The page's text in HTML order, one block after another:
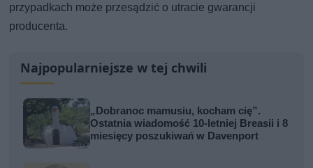
przypadkach może przesądzić o utracie gwarancji
producenta.
Najpopularniejsze w tej chwili
„Dobranoc mamusiu, kocham cię”.
Ostatnia wiadomość 10-letniej Breasii i 8
miesięcy poszukiwań w Davenport